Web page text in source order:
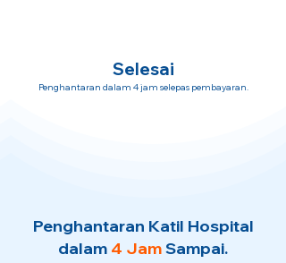
Selesai
Penghantaran dalam 4 jam selepas pembayaran.
Penghantaran Katil Hospital
dalam 4 JamSampai.